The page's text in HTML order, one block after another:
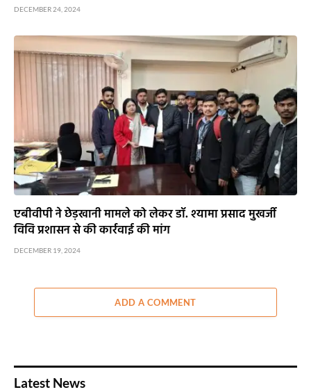
DECEMBER 24, 2024
एबीवीपी ने छेड़खानी मामले को लेकर डॉ. श्यामा प्रसाद मुखर्जी
विवि प्रशासन से की कार्रवाई की मांग
DECEMBER 19, 2024
ADD A COMMENT
Latest News